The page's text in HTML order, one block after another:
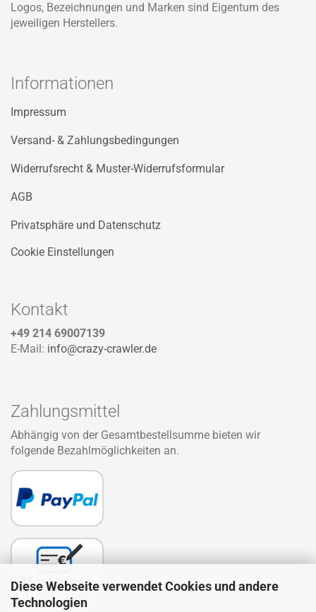
Diese Webseite verwendet Cookies und andere
Technologien
Logos, Bezeichnungen und Marken sind Eigentum des
jeweiligen Herstellers.
Informationen
Impressum
Versand- & Zahlungsbedingungen
Widerrufsrecht & Muster-Widerrufsformular
AGB
Privatsphäre und Datenschutz
Cookie Einstellungen
Kontakt
+49 214 69007139
E-Mail: info@crazy-crawler.de
Zahlungsmittel
Abhängig von der Gesamtbestellsumme bieten wir
folgende Bezahlmöglichkeiten an.